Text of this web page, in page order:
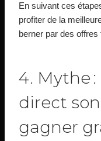
En suivant ces
profiter de la
berner par des offres
4. Mythe :
direct
gagner